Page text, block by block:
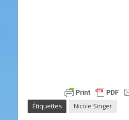
Étiquettes Nicole Singer